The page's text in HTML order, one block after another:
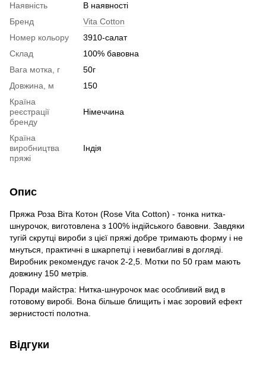
Наявність
В наявності
Бренд
Vita Cotton
Номер кольору
3910-салат
Склад
100% бавовна
Вага мотка, г
50г
Довжина, м
150
Країна
реєстрації
бренду
Німеччина
Країна
виробництва
пряжі
Індія
Опис
Пряжа Роза Віта Котон (Rose Vita Cotton) - тонка нитка-
шнурочок, виготовлена з 100% індійського бавовни. Завдяки
тугій скрутці вироби з цієї пряжі добре тримають форму і не
мнуться, практичні в шкарпетці і невибагливі в догляді.
Виробник рекомендує гачок 2-2,5. Мотки по 50 грам мають
довжину 150 метрів.
Поради майстра: Нитка-шнурочок має особливий вид в
готовому виробі. Вона більше блищить і має зоровий ефект
зернистості полотна.
Відгуки